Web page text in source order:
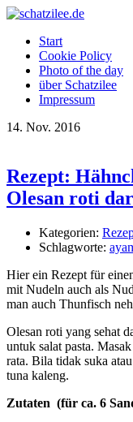
Start
Cookie Policy
Photo of the day
über Schatzilee
Impressum
14. Nov. 2016
Rezept:
Olesan roti
Kategorien:
Schlagworte:
Hier ein Rezept für
mit Nudeln auch als
man auch Thunfisch
Olesan roti yang sehat
untuk salat pasta.
rata. Bila tidak suka
tuna kaleng.
Zutaten (für ca. 6